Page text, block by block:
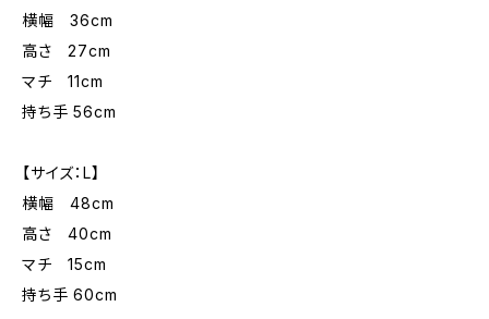
横幅 36cm
高さ 27cm
マチ 11cm
持ち手 56cm
【サイズ：L】
横幅 48cm
高さ 40cm
マチ 15cm
持ち手 60cm